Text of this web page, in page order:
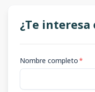
¿Te interesa
Nombre completo*